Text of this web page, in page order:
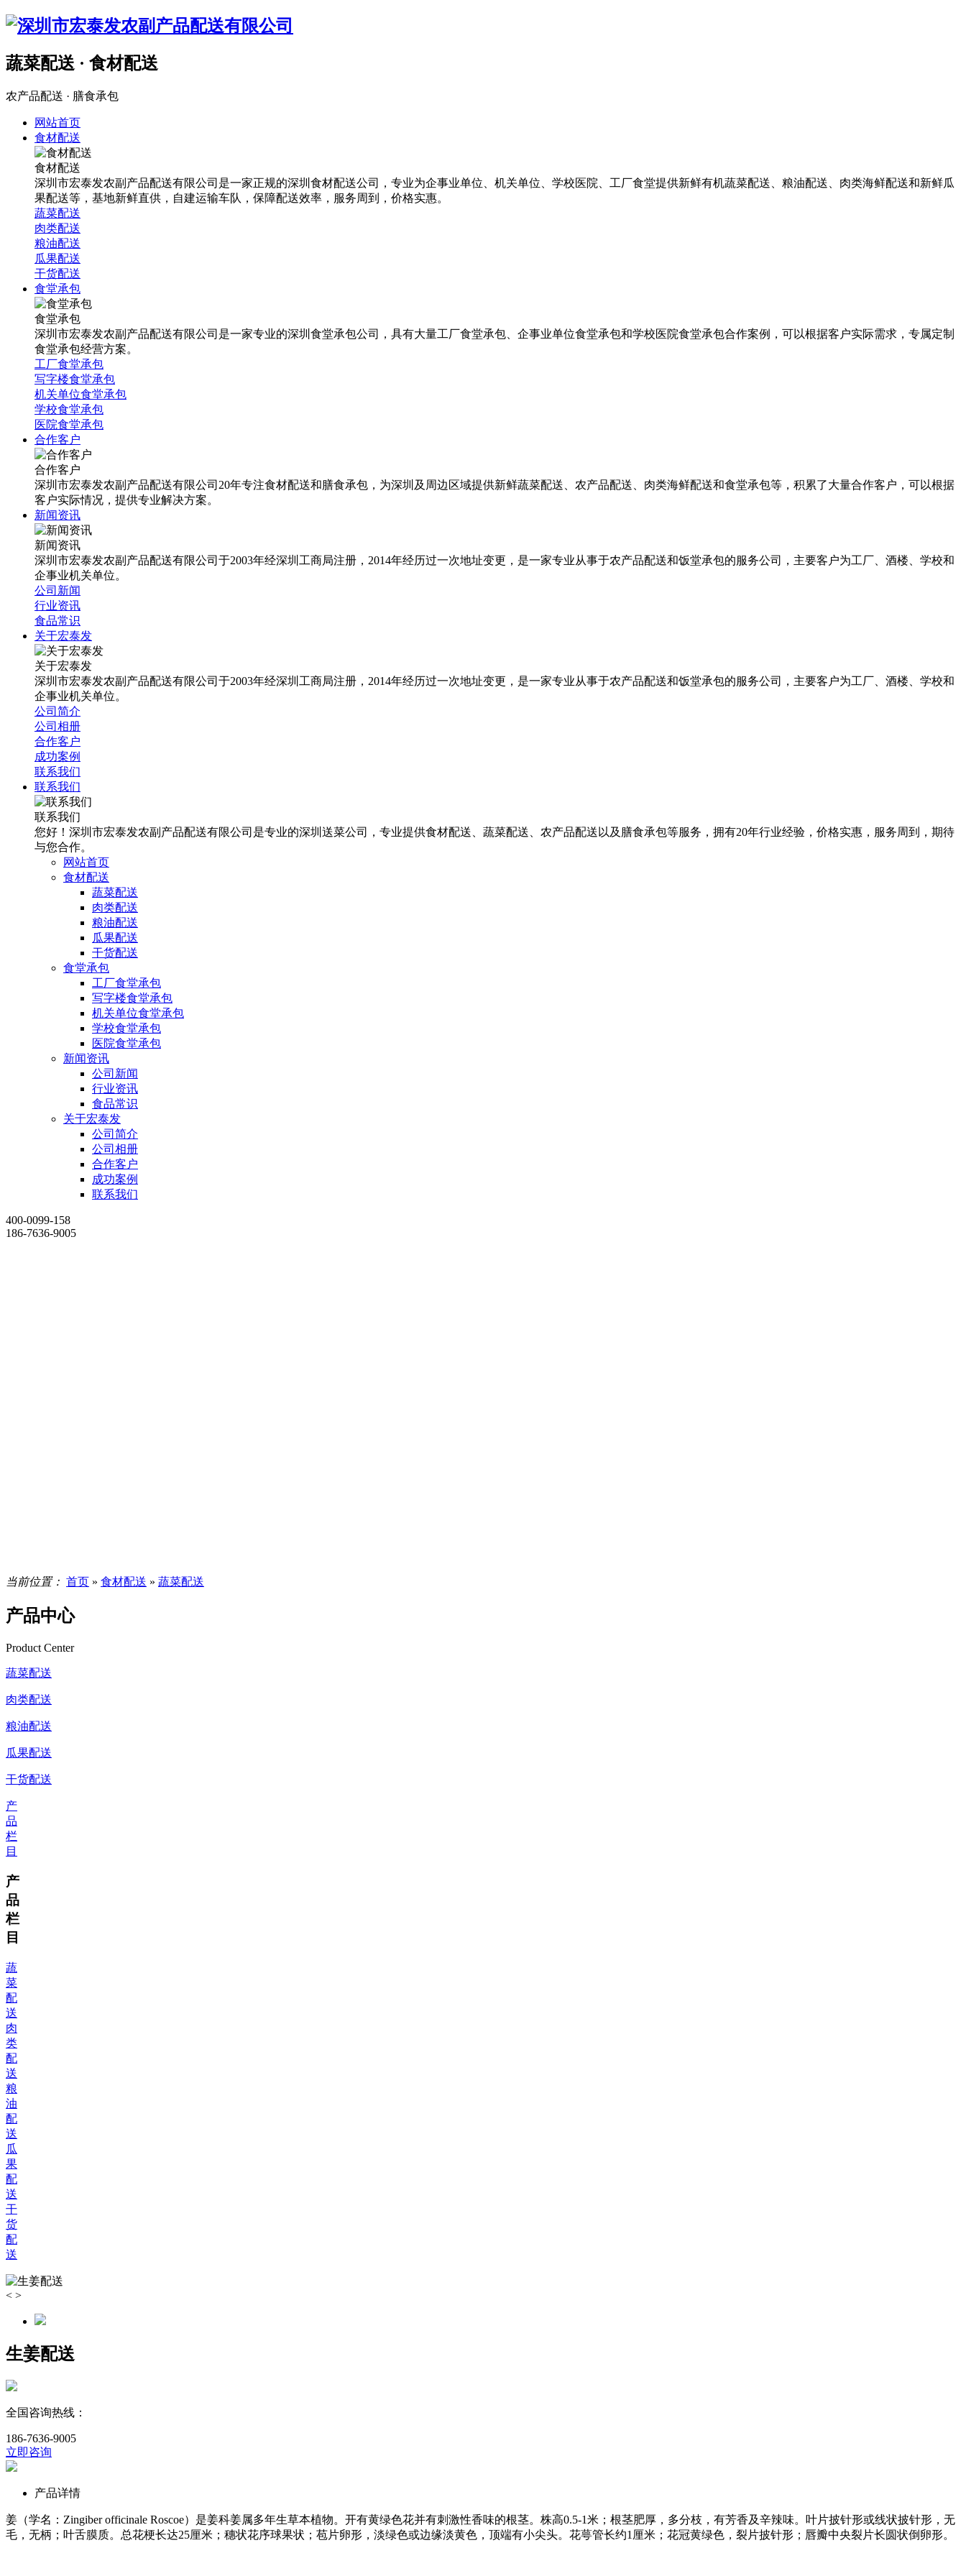
蔬菜配送 · 食材配送
农产品配送 · 膳食承包
网站首页
食材配送
食材配送
深圳市宏泰发农副产品配送有限公司是一家正规的深圳食材配送公司，专业为企事业单位、机关单位、学校医院、工厂食堂提供新鲜有机蔬菜配送、粮油配送、肉类海鲜配送和新鲜瓜
果配送等，基地新鲜直供，自建运输车队，保障配送效率，服务周到，价格实惠。
蔬菜配送
肉类配送
粮油配送
瓜果配送
干货配送
食堂承包
食堂承包
深圳市宏泰发农副产品配送有限公司是一家专业的深圳食堂承包公司，具有大量工厂食堂承包、企事业单位食堂承包和学校医院食堂承包合作案例，可以根据客户实际需求，专属定制
食堂承包经营方案。
工厂食堂承包
写字楼食堂承包
机关单位食堂承包
学校食堂承包
医院食堂承包
合作客户
合作客户
深圳市宏泰发农副产品配送有限公司20年专注食材配送和膳食承包，为深圳及周边区域提供新鲜蔬菜配送、农产品配送、肉类海鲜配送和食堂承包等，积累了大量合作客户，可以根据
客户实际情况，提供专业解决方案。
新闻资讯
新闻资讯
深圳市宏泰发农副产品配送有限公司于2003年经深圳工商局注册，2014年经历过一次地址变更，是一家专业从事于农产品配送和饭堂承包的服务公司，主要客户为工厂、酒楼、学校和
企事业机关单位。
公司新闻
行业资讯
食品常识
关于宏泰发
关于宏泰发
深圳市宏泰发农副产品配送有限公司于2003年经深圳工商局注册，2014年经历过一次地址变更，是一家专业从事于农产品配送和饭堂承包的服务公司，主要客户为工厂、酒楼、学校和
企事业机关单位。
公司简介
公司相册
合作客户
成功案例
联系我们
联系我们
联系我们
您好！深圳市宏泰发农副产品配送有限公司是专业的深圳送菜公司，专业提供食材配送、蔬菜配送、农产品配送以及膳食承包等服务，拥有20年行业经验，价格实惠，服务周到，期待
与您合作。
网站首页
食材配送
蔬菜配送
肉类配送
粮油配送
瓜果配送
干货配送
食堂承包
工厂食堂承包
写字楼食堂承包
机关单位食堂承包
学校食堂承包
医院食堂承包
新闻资讯
公司新闻
行业资讯
食品常识
关于宏泰发
公司简介
公司相册
合作客户
成功案例
联系我们
400-0099-158
186-7636-9005
当前位置： 首页 » 食材配送 » 蔬菜配送
产品中心
Product Center
蔬菜配送
肉类配送
粮油配送
瓜果配送
干货配送
产
品
栏
目
产
品
栏
目
蔬
菜
配
送
肉
类
配
送
粮
油
配
送
瓜
果
配
送
干
货
配
送
< >
生姜配送
全国咨询热线：
186-7636-9005
立即咨询
产品详情
姜（学名：Zingiber officinale Roscoe）是姜科姜属多年生草本植物。开有黄绿色花并有刺激性香味的根茎。株高0.5-1米；根茎肥厚，多分枝，有芳香及辛辣味。叶片披针形或线状披针形，无
毛，无柄；叶舌膜质。总花梗长达25厘米；穗状花序球果状；苞片卵形，淡绿色或边缘淡黄色，顶端有小尖头。花萼管长约1厘米；花冠黄绿色，裂片披针形；唇瓣中央裂片长圆状倒卵形。